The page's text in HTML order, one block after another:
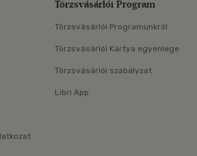
Törzsvásárlói Program
Törzsvásárlói Programunkról
Törzsvásárlói Kártya egyenlege
Törzsvásárlói szabályzat
Libri App